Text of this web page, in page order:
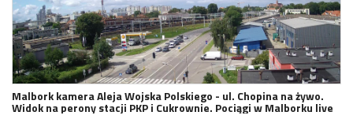
Malbork kamera Aleja Wojska Polskiego - ul. Chopina na żywo.
Widok na perony stacji PKP i Cukrownie. Pociągi w Malborku live